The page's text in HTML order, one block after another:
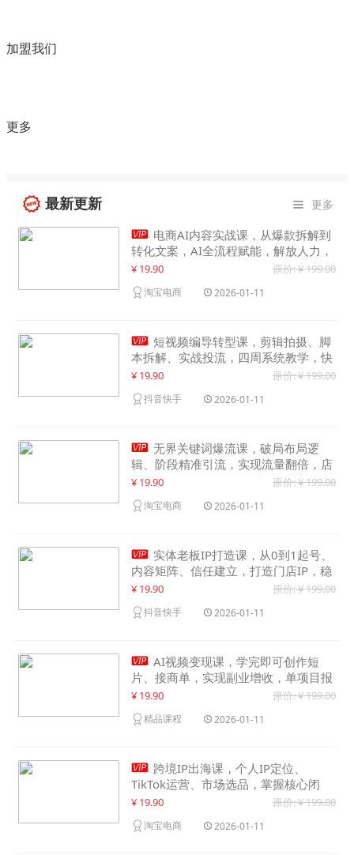
加盟我们
更多
最新更新  更多
 电商AI内容实战课，从爆款拆解到
转化文案，AI全流程赋能，解放人力，
单月节省内容成本数万元
¥ 19.90 原价: ¥ 199.00
淘宝电商 2026-01-11
 短视频编导转型课，剪辑拍摄、脚
本拆解、实战投流，四周系统教学，快
速入行月入2w+
¥ 19.90 原价: ¥ 199.00
抖音快手 2026-01-11
 无界关键词爆流课，破局布局逻
辑、阶段精准引流，实现流量翻倍，店
铺业绩增长50%+
¥ 19.90 原价: ¥ 199.00
淘宝电商 2026-01-11
 实体老板IP打造课，从0到1起号、
内容矩阵、信任建立，打造门店IP，稳
定获客增收
¥ 19.90 原价: ¥ 199.00
抖音快手 2026-01-11
 AI视频变现课，学完即可创作短
片、接商单，实现副业增收，单项目报
价可达千元
¥ 19.90 原价: ¥ 199.00
精品课程 2026-01-11
 跨境IP出海课，个人IP定位、
TikTok运营、市场选品，掌握核心闭
环，实现月入1万美金+
¥ 19.90 原价: ¥ 199.00
淘宝电商 2026-01-11